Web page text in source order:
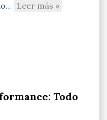
Leer más »
Todo